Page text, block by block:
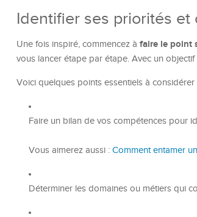
Identifier ses priorités
Une fois inspiré, commencez à faire le point
vous lancer étape par étape. Avec un objectif
Voici quelques points essentiels à
Faire un bilan de vos compétences pour
Vous aimerez aussi : Comment entamer
Déterminer les domaines ou métiers qui